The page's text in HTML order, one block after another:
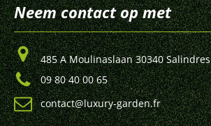
Neem contact op met
485 A Moulinaslaan 30340 Salindres
09 80 40 00 65
contact@luxury-garden.fr